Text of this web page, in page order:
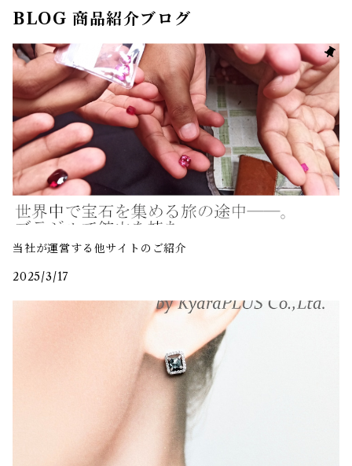
BLOG 商品紹介ブログ
当社が運営する他サイトのご紹介
2025/3/17